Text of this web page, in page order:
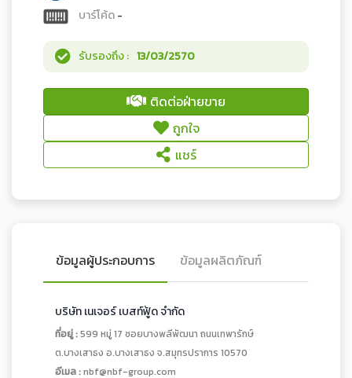
บาร์โค้ด-
รับรองถึง : 13/03/2570
ติดต่อฝ่ายขาย
ถูกใจ
แชร์
ข้อมูลผู้ประกอบการ ข้อมูลผลิตภัณฑ์
บริษัท เนเจอร์ เบสท์ฟู้ด จำกัด
ที่อยู่ :599 หมู่ 17 ซอยบางพลีพัฒนา ถนนเทพารักษ์
ต.บางเสาธง อ.บางเสาธง จ.สมุทรปราการ 10570
อีเมล :nbf@nbf-group.com